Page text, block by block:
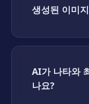
생성된 이미
AI가 나타와
나요?